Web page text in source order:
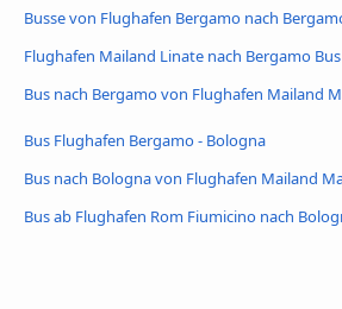
Busse von Flughafen Bergamo nach
Flughafen Mailand Linate nach Bergamo Bus
Bus nach Bergamo von Flughafen Mailand
Bus Flughafen Bergamo - Bologna
Bus nach Bologna von Flughafen Mailand
Bus ab Flughafen Rom Fiumicino nach